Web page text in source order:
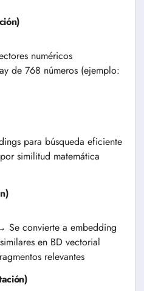
numéricos
de 768 números (ejemplo:
para búsqueda eficiente
similitud matemática
Se convierte a embedding
en BD vectorial
relevantes